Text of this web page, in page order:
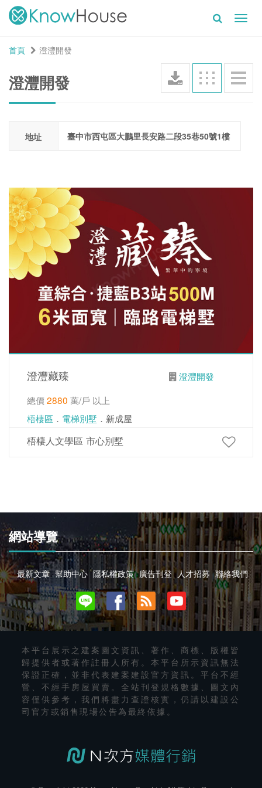
首頁
澄灃開發
澄灃開發
地址 臺中市西屯區大鵬里長安路二段35巷50號1樓
澄灃藏臻
澄灃開發
總價2880 萬/戶 以上
梧棲區 ． 電梯別墅 ．新成屋
梧棲人文學區 市心別墅
網站導覽
最新文章 幫助中心 隱私權政策 廣告刊登 人才招募 聯絡我們
本平台展示之建案圖文資訊、著作、商標、版權皆
歸提供者或著作註冊人所有。本平台所示資訊無法
保證正確，並非代表建案建設官方資訊。平台不經
營、不經手房屋買賣。全站刊登規格數據、圖文內
容僅供參考，我們將盡力查證核實，仍請以建設公
司官方或銷售現場公告為最終依據。